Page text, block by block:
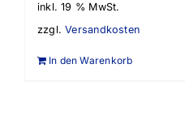
inkl. 19 % MwSt.
zzgl.Versandkosten
In den Warenkorb